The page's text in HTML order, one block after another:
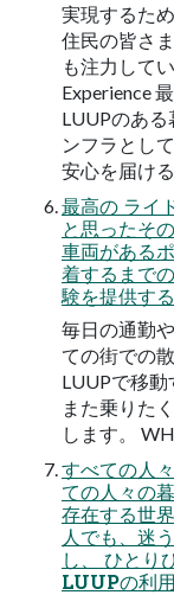
実現するた
住民の皆さ
も注力して
Experience
LUUPのある
ンフラとし
安心を届け
最高の ライ
と思ったそ
車両がある
着するまで
験を提供す
毎日の通勤
ての街での
LUUPで移動
また乗りた
します。
すべての人
ての人々の
存在する世
人でも、迷
し、 ひとり
LUUPの利用